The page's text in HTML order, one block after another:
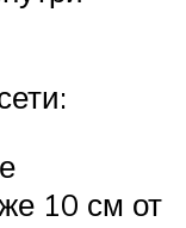
10 см от